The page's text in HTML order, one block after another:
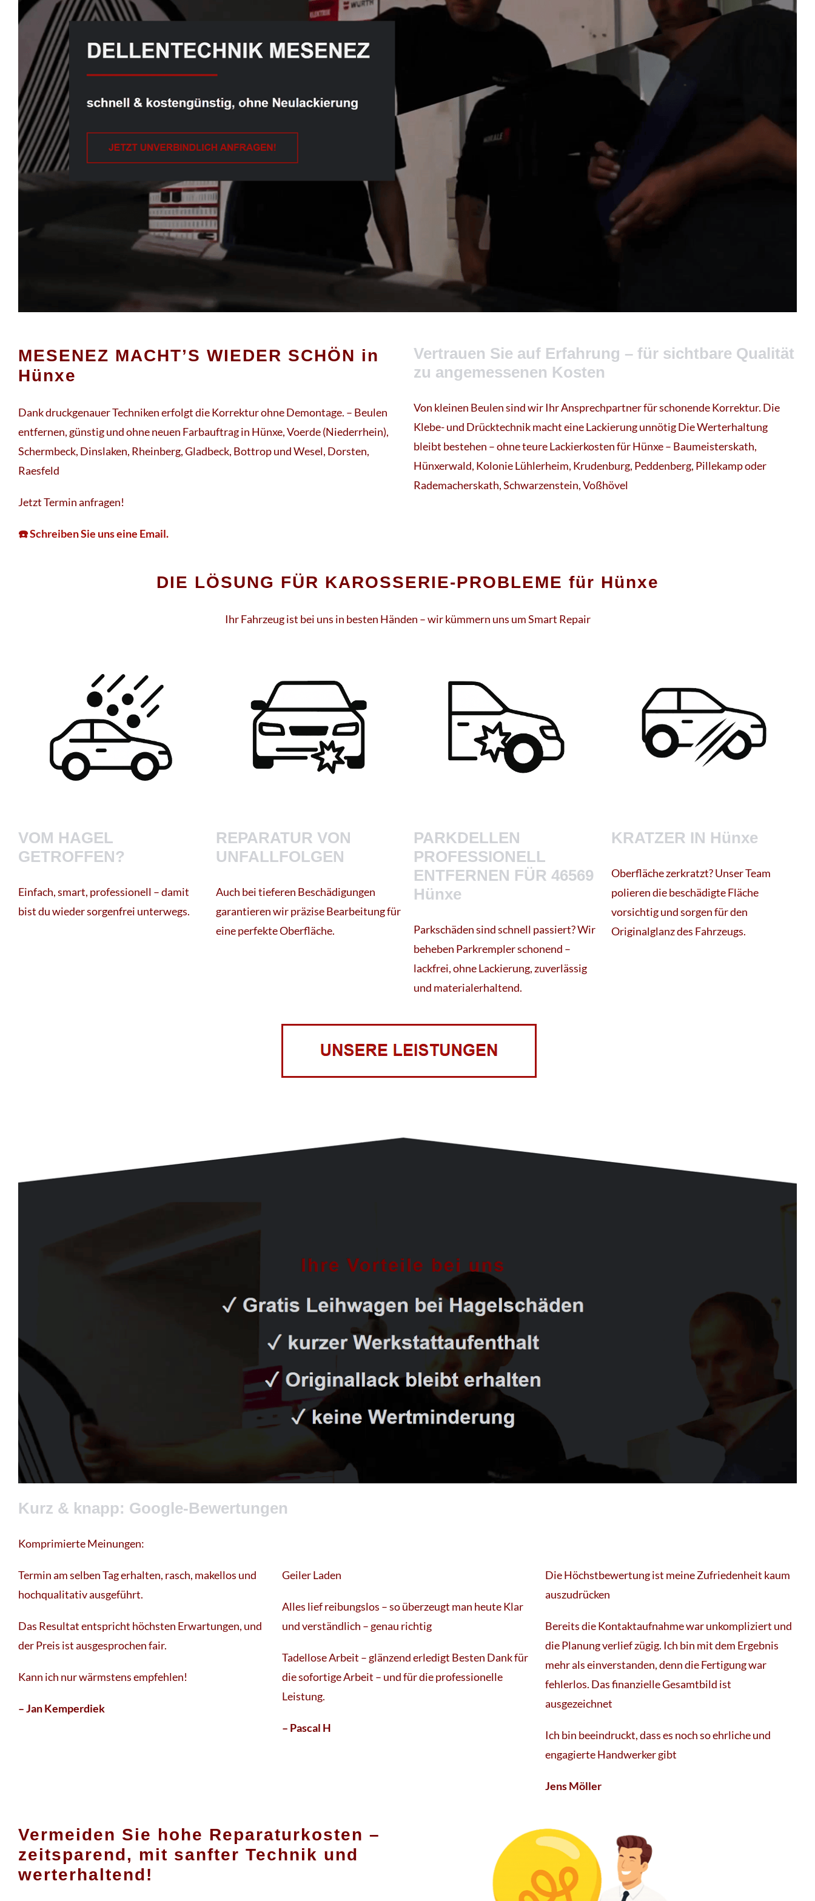
MESENEZ MACHT’S WIEDER SCHÖN in
Hünxe
Dank druckgenauer Techniken erfolgt die Korrektur ohne Demontage. – Beulen
entfernen, günstig und ohne neuen Farbauftrag in Hünxe, Voerde (Niederrhein),
Schermbeck, Dinslaken, Rheinberg, Gladbeck, Bottrop und Wesel, Dorsten,
Raesfeld
Jetzt Termin anfragen!
☎️ Schreiben Sie uns eine Email.
Vertrauen Sie auf Erfahrung – für sichtbare Qualität
zu angemessenen Kosten
Von kleinen Beulen sind wir Ihr Ansprechpartner für schonende Korrektur. Die
Klebe- und Drücktechnik macht eine Lackierung unnötig Die Werterhaltung
bleibt bestehen – ohne teure Lackierkosten für Hünxe – Baumeisterskath,
Hünxerwald, Kolonie Lühlerheim, Krudenburg, Peddenberg, Pillekamp oder
Rademacherskath, Schwarzenstein, Voßhövel
DIE LÖSUNG FÜR KAROSSERIE-PROBLEME für Hünxe
Ihr Fahrzeug ist bei uns in besten Händen – wir kümmern uns um Smart Repair
VOM HAGEL
GETROFFEN?
Einfach, smart, professionell – damit
bist du wieder sorgenfrei unterwegs.
REPARATUR VON
UNFALLFOLGEN
Auch bei tieferen Beschädigungen
garantieren wir präzise Bearbeitung für
eine perfekte Oberfläche.
PARKDELLEN
PROFESSIONELL
ENTFERNEN FÜR 46569
Hünxe
Parkschäden sind schnell passiert? Wir
beheben Parkrempler schonend –
lackfrei, ohne Lackierung, zuverlässig
und materialerhaltend.
KRATZER IN Hünxe
Oberfläche zerkratzt? Unser Team
polieren die beschädigte Fläche
vorsichtig und sorgen für den
Originalglanz des Fahrzeugs.
Kurz & knapp: Google-Bewertungen
Komprimierte Meinungen:
Termin am selben Tag erhalten, rasch, makellos und
hochqualitativ ausgeführt.
Das Resultat entspricht höchsten Erwartungen, und
der Preis ist ausgesprochen fair.
Kann ich nur wärmstens empfehlen!
– Jan Kemperdiek
Geiler Laden
Alles lief reibungslos – so überzeugt man heute Klar
und verständlich – genau richtig
Tadellose Arbeit – glänzend erledigt Besten Dank für
die sofortige Arbeit – und für die professionelle
Leistung.
– Pascal H
Die Höchstbewertung ist meine Zufriedenheit kaum
auszudrücken
Bereits die Kontaktaufnahme war unkompliziert und
die Planung verlief zügig. Ich bin mit dem Ergebnis
mehr als einverstanden, denn die Fertigung war
fehlerlos. Das finanzielle Gesamtbild ist
ausgezeichnet
Ich bin beeindruckt, dass es noch so ehrliche und
engagierte Handwerker gibt
Jens Möller
Vermeiden Sie hohe Reparaturkosten –
zeitsparend, mit sanfter Technik und
werterhaltend!